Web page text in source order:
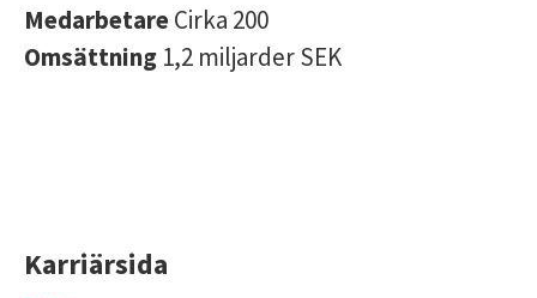
MedarbetareCirka 200
Omsättning 1,2 miljarder SEK
Karriärsida